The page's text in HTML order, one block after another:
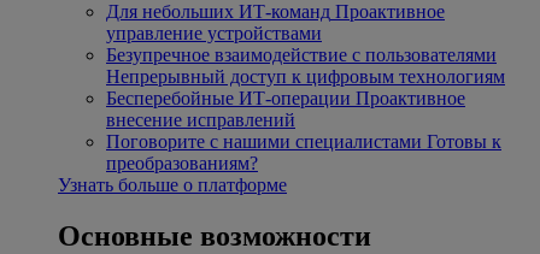
Для небольших ИТ-команд Проактивное
управление устройствами
Безупречное взаимодействие с пользователями
Непрерывный доступ к цифровым технологиям
Бесперебойные ИТ-операции Проактивное
внесение исправлений
Поговорите с нашими специалистами Готовы к
преобразованиям?
Узнать больше о платформе
Основные возможности